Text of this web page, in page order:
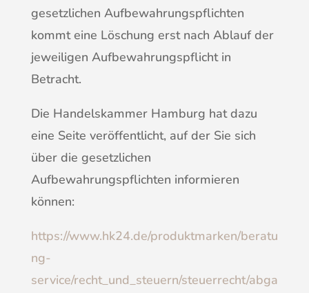
gesetzlichen Aufbewahrungspflichten
kommt eine Löschung erst nach Ablauf der
jeweiligen Aufbewahrungspflicht in
Betracht.
Die Handelskammer Hamburg hat dazu
eine Seite veröffentlicht, auf der Sie sich
über die gesetzlichen
Aufbewahrungspflichten informieren
können:
https://www.hk24.de/produktmarken/beratu
ng-
service/recht_und_steuern/steuerrecht/abga